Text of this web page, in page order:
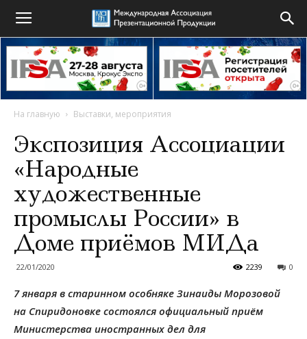
На главную Выставки, мероприятия
Экспозиция Ассоциации
«Народные
художественные
промыслы России» в
Доме приёмов МИДа
22/01/2020 0
2239
7 января в старинном особняке Зинаиды Морозовой
на Спиридоновке состоялся официальный приём
Министерства иностранных дел для